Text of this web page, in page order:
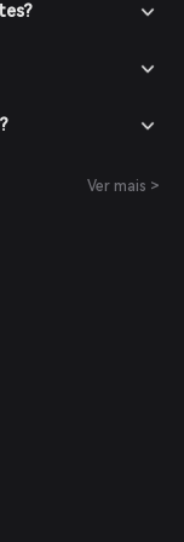
Ver mais >